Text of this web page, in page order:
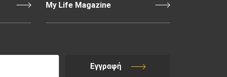
My Life Magazine
Εγγραφή